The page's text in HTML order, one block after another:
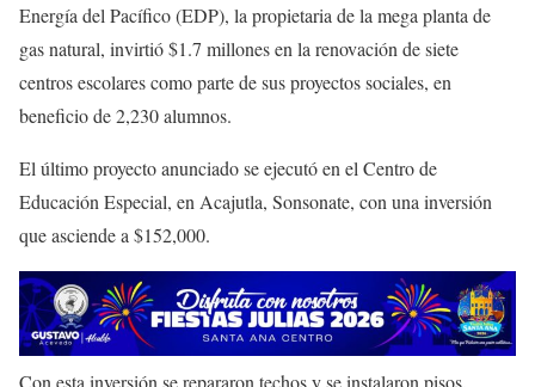
Energía del Pacífico (EDP), la propietaria de la mega planta de
gas natural, invirtió $1.7 millones en la renovación de siete
centros escolares como parte de sus proyectos sociales, en
beneficio de 2,230 alumnos.
El último proyecto anunciado se ejecutó en el Centro de
Educación Especial, en Acajutla, Sonsonate, con una inversión
que asciende a $152,000.
Con esta inversión se repararon techos y se instalaron pisos,